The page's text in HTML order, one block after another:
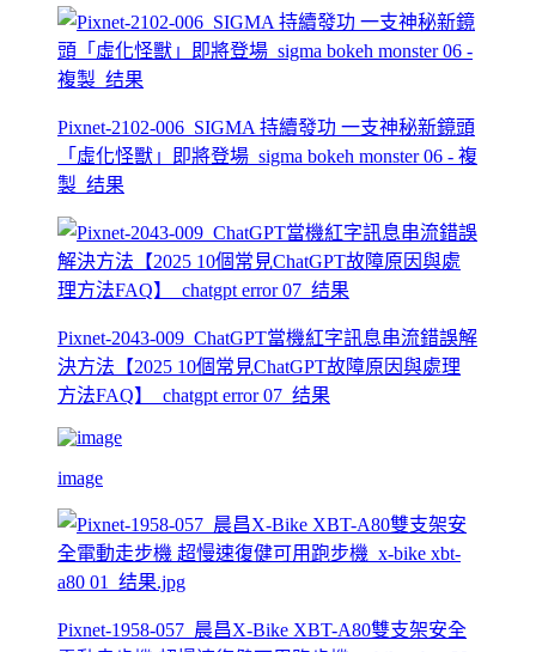
Pixnet-2102-006_SIGMA 持續發功 一支神秘新鏡頭
「虛化怪獸」即將登場_sigma bokeh monster 06 - 複
製_结果
Pixnet-2043-009_ChatGPT當機紅字訊息串流錯誤解
決方法【2025 10個常見ChatGPT故障原因與處理
方法FAQ】_chatgpt error 07_结果
image
Pixnet-1958-057_晨昌X-Bike XBT-A80雙支架安全